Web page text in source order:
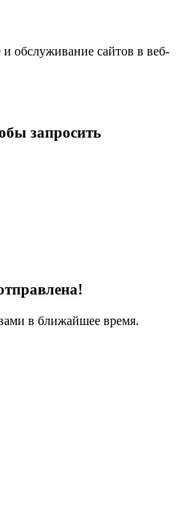
обслуживание сайтов в веб-
запросить
в ближайшее время.